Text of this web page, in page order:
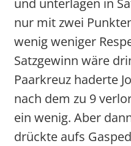
nur mit zwei
wenig weniger
Satzgewinn wäre
Paarkreuz haderte
nach dem zu 9
ein wenig. Aber
drückte aufs